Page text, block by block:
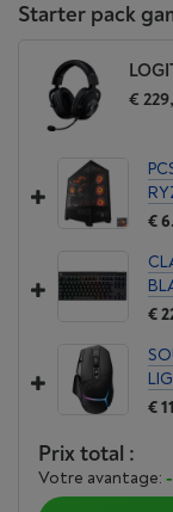
Starter pack
€
€
€
€
Prix total :
Votre avantage: